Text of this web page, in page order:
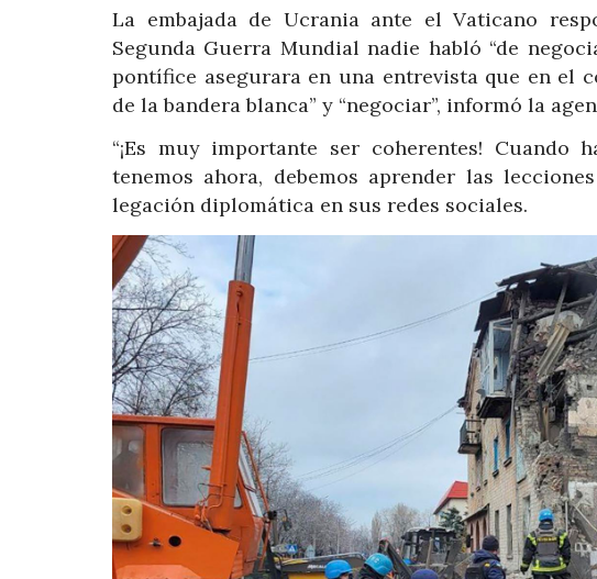
La embajada de Ucrania ante el Vaticano
Segunda Guerra Mundial nadie habló “de
pontífice asegurara en una entrevista que en el
de la bandera blanca” y “negociar”, informó la
“¡Es muy importante ser coherentes! Cuando
tenemos ahora, debemos aprender las
legación diplomática en sus redes sociales.